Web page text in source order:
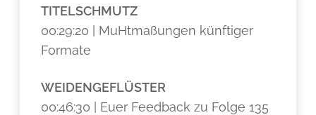
TITELSCHMUTZ
00:29:20 | MuHtmaßungen künftiger
Formate
WEIDENGEFLÜSTER
00:46:30 | Euer Feedback zu Folge 135